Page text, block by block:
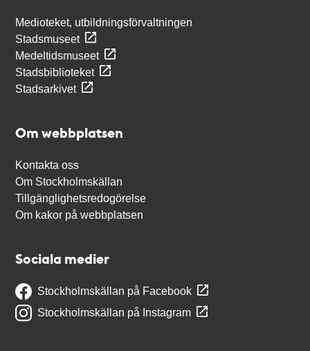
Medioteket, utbildningsförvaltningen
Stadsmuseet
Medeltidsmuseet
Stadsbiblioteket
Stadsarkivet
Om webbplatsen
Kontakta oss
Om Stockholmskällan
Tillgänglighetsredogörelse
Om kakor på webbplatsen
Sociala medier
Stockholmskällan på Facebook
Stockholmskällan på Instagram